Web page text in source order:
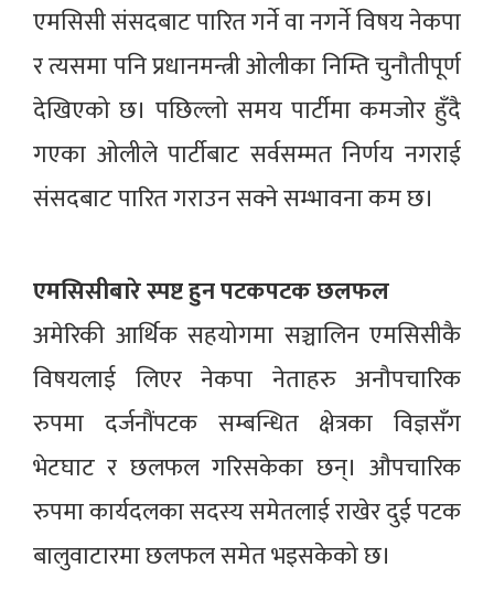
एमसिसी संसदबाट पारित गर्ने वा नगर्ने विषय नेकपा
र त्यसमा पनि प्रधानमन्त्री ओलीका निम्ति चुनौतीपूर्ण
देखिएको छ। पछिल्लो समय पार्टीमा कमजोर हुँदै
गएका ओलीले पार्टीबाट सर्वसम्मत निर्णय नगराई
संसदबाट पारित गराउन सक्ने सम्भावना कम छ।
एमसिसीबारे स्पष्ट हुन पटकपटक छलफल
अमेरिकी आर्थिक सहयोगमा सञ्चालिन एमसिसीकै
विषयलाई लिएर नेकपा नेताहरु अनौपचारिक
रुपमा दर्जनौंपटक सम्बन्धित क्षेत्रका विज्ञसँग
भेटघाट र छलफल गरिसकेका छन्। औपचारिक
रुपमा कार्यदलका सदस्य समेतलाई राखेर दुई पटक
बालुवाटारमा छलफल समेत भइसकेको छ।